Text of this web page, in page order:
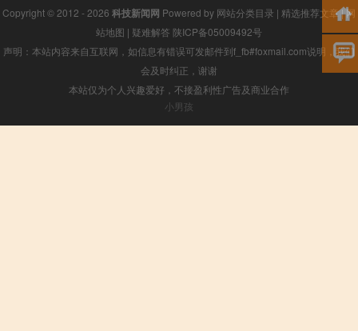
Copyright © 2012 - 2026 科技新闻网 Powered by 网站分类目录 | 精选推荐文章|网
站地图 | 疑难解答 陕ICP备05009492号
声明：本站内容来自互联网，如信息有错误可发邮件到f_fb#foxmail.com说明，我们
会及时纠正，谢谢
本站仅为个人兴趣爱好，不接盈利性广告及商业合作
小男孩